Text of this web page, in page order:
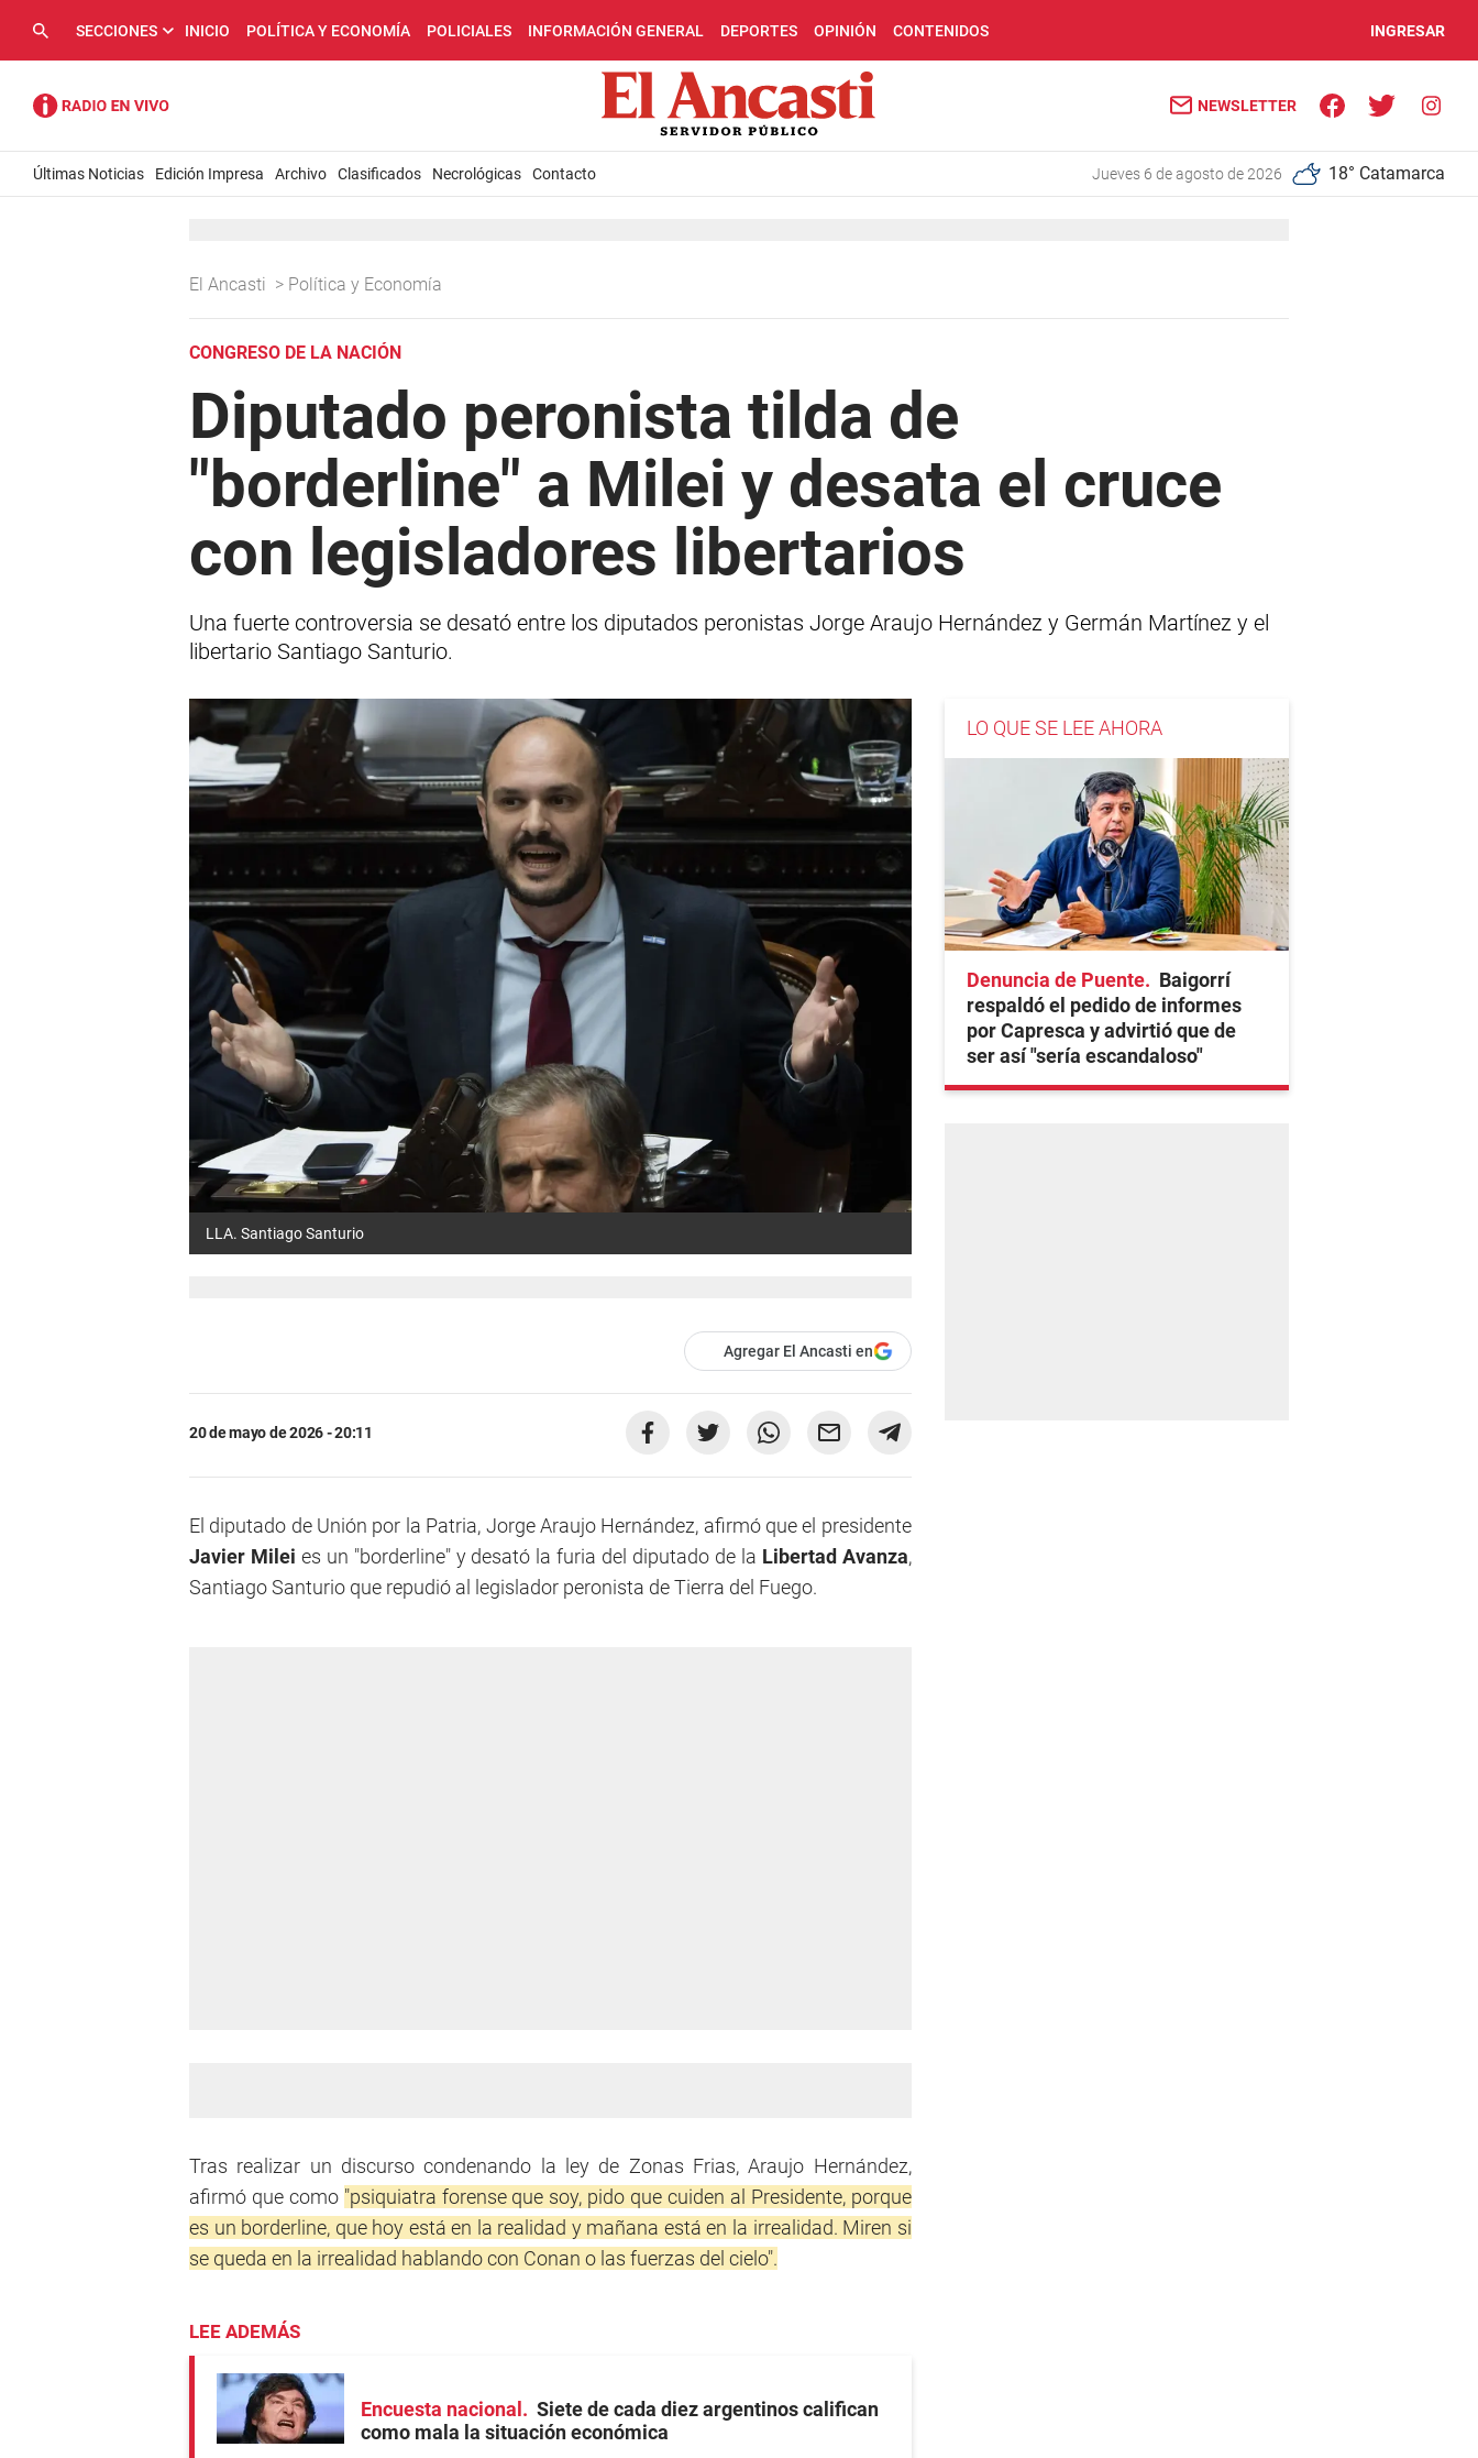
SECCIONES INICIO POLÍTICA Y ECONOMÍA POLICIALES INFORMACIÓN GENERAL DEPORTES OPINIÓN CONTENIDOS INGRESAR
NEWSLETTER
Últimas Noticias Edición Impresa Archivo Clasificados Necrológicas Contacto jueves 6 de agosto de 2026 18° Catamarca
El Ancasti > Política y Economía
CONGRESO DE LA NACIÓN
Diputado peronista tilda de
"borderline" a Milei y desata el cruce
con legisladores libertarios
Una fuerte controversia se desató entre los diputados peronistas Jorge Araujo Hernández y Germán Martínez y el
libertario Santiago Santurio.
LLA. Santiago Santurio
Agregar El Ancasti en
20 de mayo de 2026 - 20:11
El diputado de Unión por la Patria, Jorge Araujo Hernández, afirmó que el presidente
Javier Milei es un "borderline" y desató la furia del diputado de la Libertad Avanza,
Santiago Santurio que repudió al legislador peronista de Tierra del Fuego.
Tras realizar un discurso condenando la ley de Zonas Frias, Araujo Hernández,
afirmó que como "psiquiatra forense que soy, pido que cuiden al Presidente, porque
es un borderline, que hoy está en la realidad y mañana está en la irrealidad. Miren si
se queda en la irrealidad hablando con Conan o las fuerzas del cielo".
LEE ADEMÁS
Encuesta nacional
Siete de cada diez argentinos califican
como mala la situación económica
LO QUE SE LEE AHORA
Denuncia de Puente
Baigorrí
respaldó el pedido de informes
por Capresca y advirtió que de
ser así "sería escandaloso"